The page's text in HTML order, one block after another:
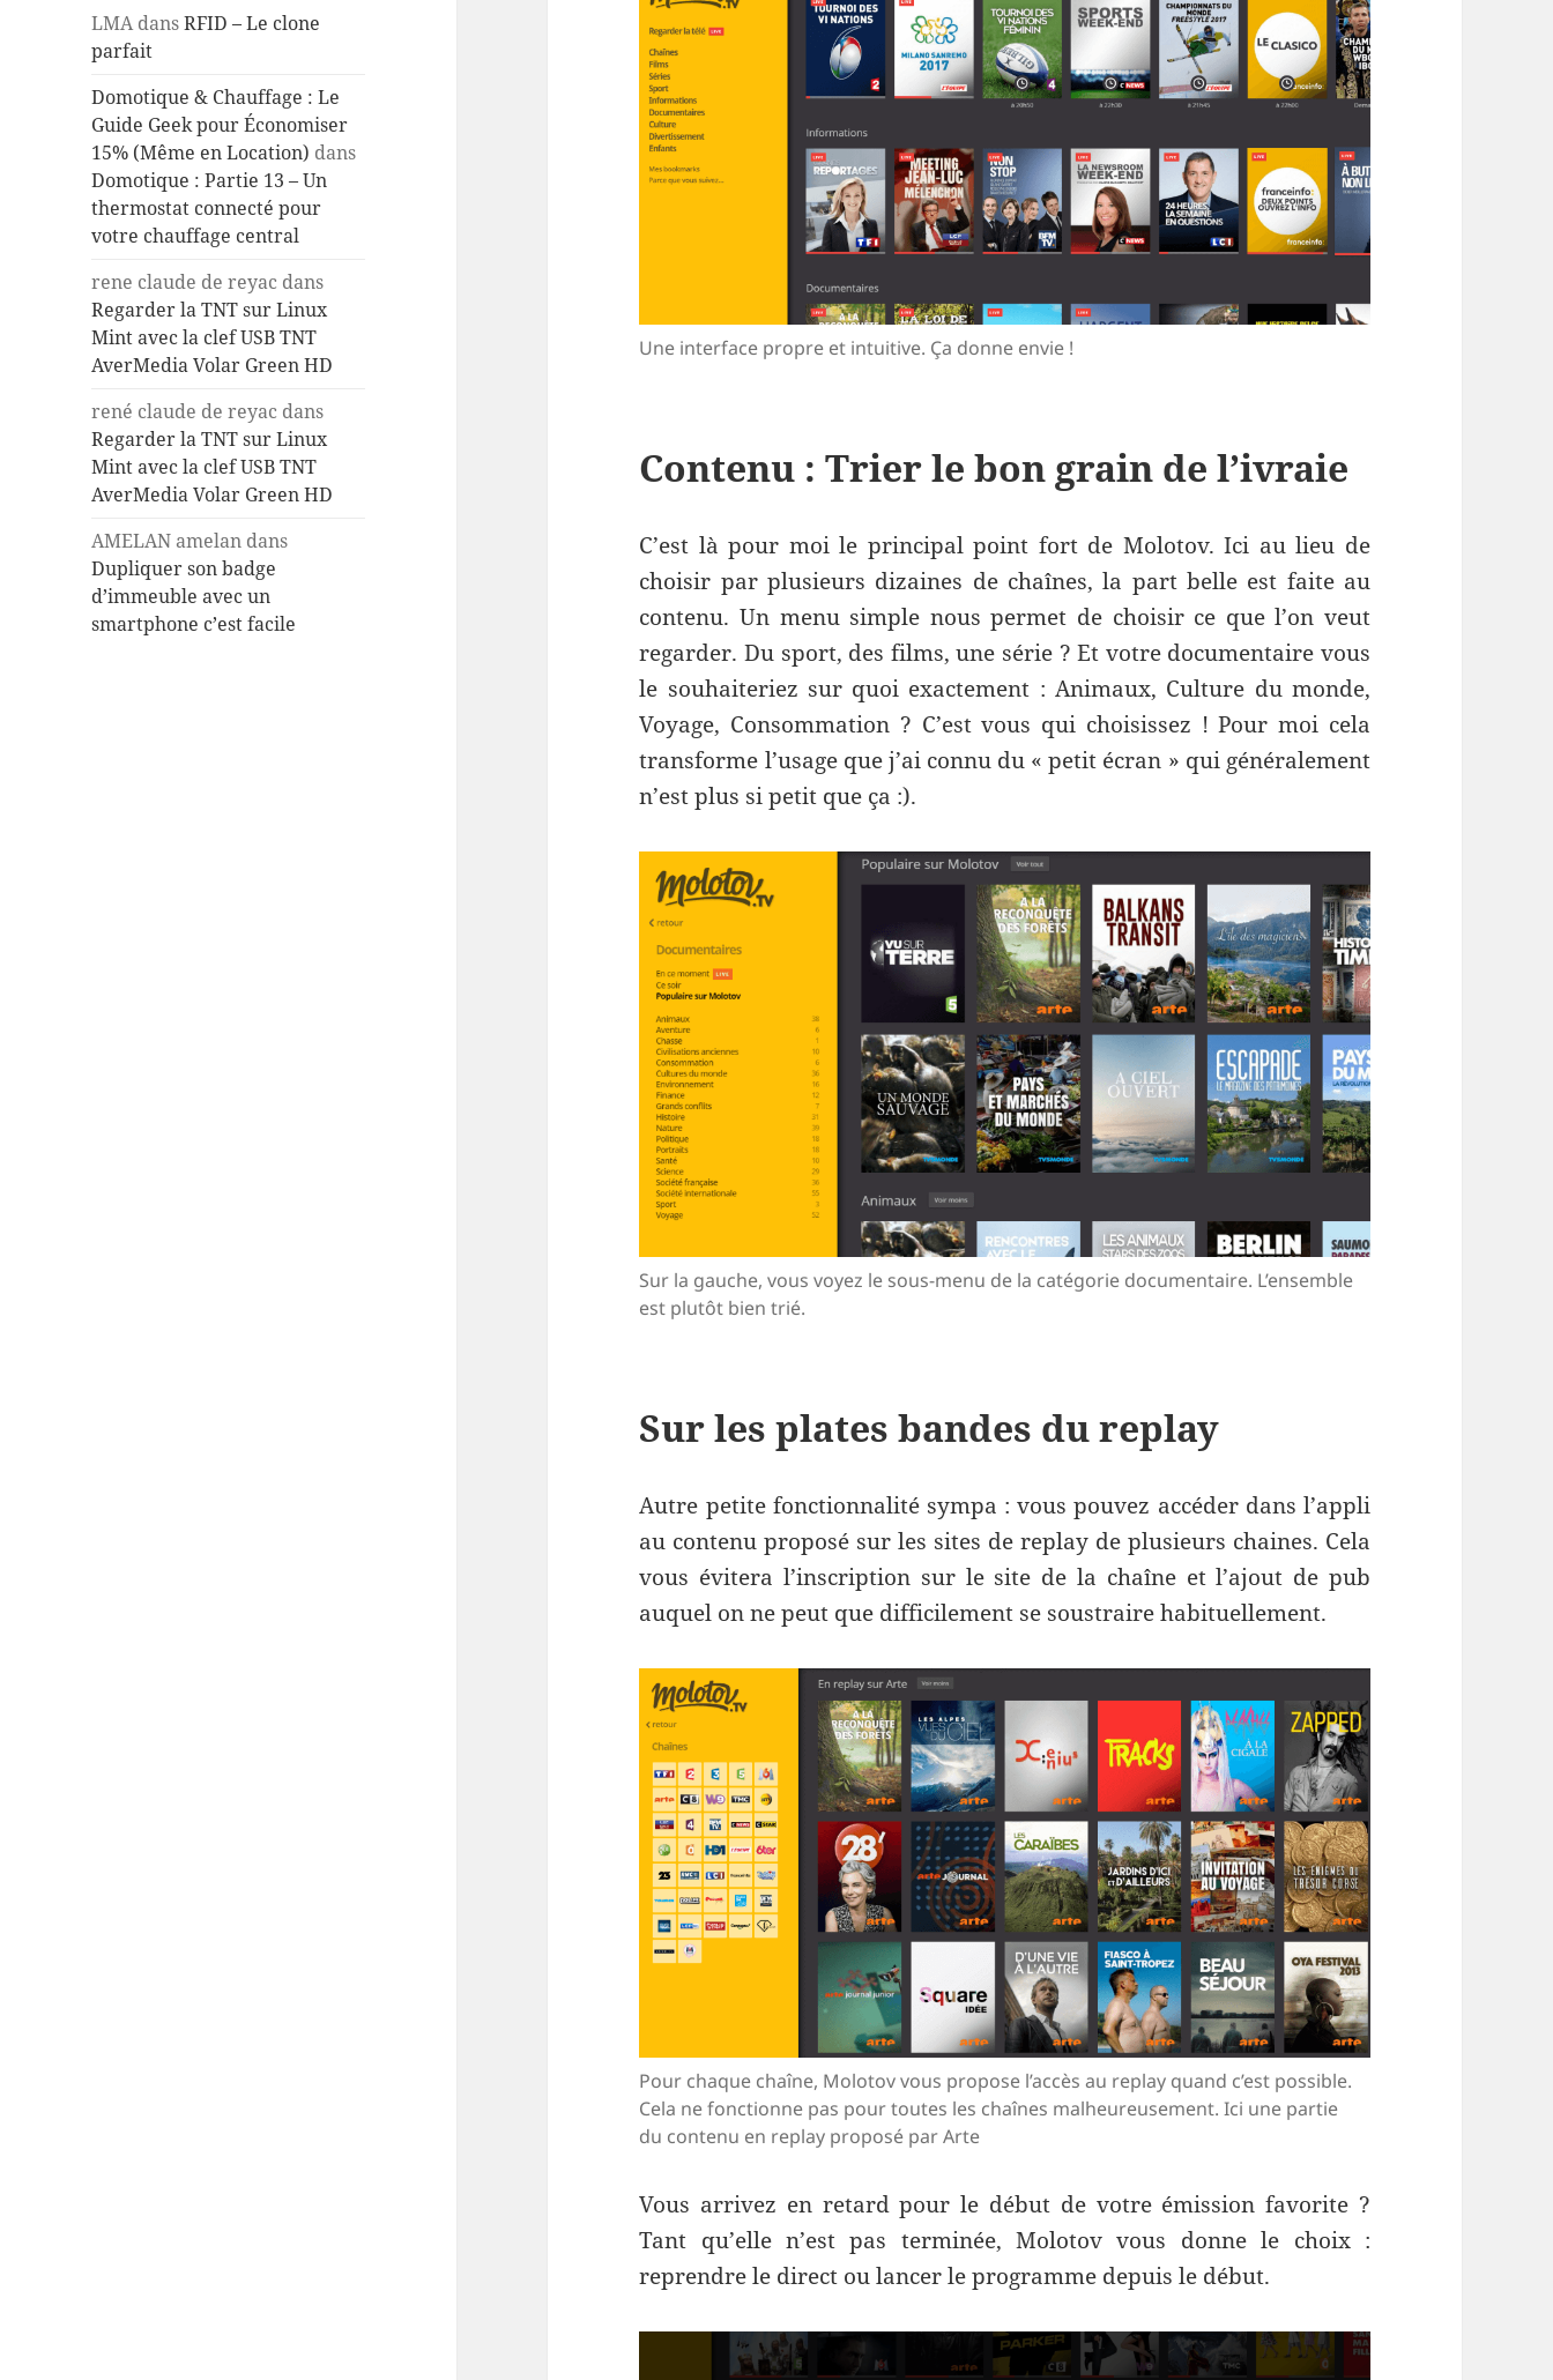
LMAdansRFID – Le clone
parfait
Domotique & Chauffage : Le
Guide Geek pour Économiser
15% (Même en Location) dans
Domotique : Partie 13 – Un
thermostat connecté pour
votre chauffage central
rene claude de reyac dans
Regarder la TNT sur Linux
Mint avec la clef USB TNT
AverMedia Volar Green HD
rené claude de reyac dans
Regarder la TNT sur Linux
Mint avec la clef USB TNT
AverMedia Volar Green HD
AMELAN amelan dans
Dupliquer son badge
d’immeuble avec un
smartphone c’est facile
Une interface propre et intuitive. Ça donne envie !
Contenu : Trier le bon grain de l’ivraie
C’est là pour moi le principal point fort de Molotov. Ici au lieu de
choisir par plusieurs dizaines de chaînes, la part belle est faite au
contenu. Un menu simple nous permet de choisir ce que l’on veut
regarder. Du sport, des films, une série ? Et votre documentaire vous
le souhaiteriez sur quoi exactement : Animaux, Culture du monde,
Voyage, Consommation ? C’est vous qui choisissez ! Pour moi cela
transforme l’usage que j’ai connu du « petit écran » qui généralement
n’est plus si petit que ça :).
Sur la gauche, vous voyez le sous-menu de la catégorie documentaire. L’ensemble
est plutôt bien trié.
Sur les plates bandes du replay
Autre petite fonctionnalité sympa : vous pouvez accéder dans l’appli
au contenu proposé sur les sites de replay de plusieurs chaines. Cela
vous évitera l’inscription sur le site de la chaîne et l’ajout de pub
auquel on ne peut que difficilement se soustraire habituellement.
Pour chaque chaîne, Molotov vous propose l’accès au replay quand c’est possible.
Cela ne fonctionne pas pour toutes les chaînes malheureusement. Ici une partie
du contenu en replay proposé par Arte
Vous arrivez en retard pour le début de votre émission favorite ?
Tant qu’elle n’est pas terminée, Molotov vous donne le choix :
reprendre le direct ou lancer le programme depuis le début.